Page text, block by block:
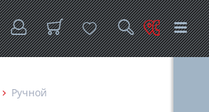
Ручной